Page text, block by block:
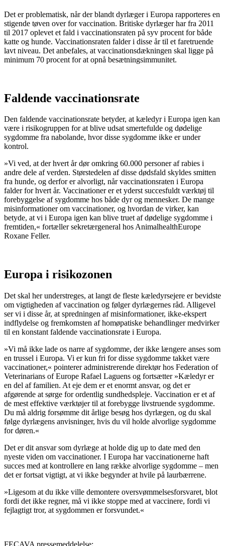
Det er problematisk, når der blandt dyrlæger i Europa rapporteres en
stigende tøven over for vaccination. Britiske dyrlæger har fra 2011
til 2017 oplevet et fald i vaccinationsraten på syv procent for både
katte og hunde. Vaccinationsraten falder i disse år til et faretruende
lavt niveau. Det anbefales, at vaccinationsdækningen skal ligge på
minimum 70 procent for at opnå besætningsimmunitet.
Faldende vaccinationsrate
Den faldende vaccinationsrate betyder, at kæledyr i Europa igen kan
være i risikogruppen for at blive udsat smertefulde og dødelige
sygdomme fra nabolande, hvor disse sygdomme ikke er under
kontrol.
»Vi ved, at der hvert år dør omkring 60.000 personer af rabies i
andre dele af verden. Størstedelen af disse dødsfald skyldes smitten
fra hunde, og derfor er alvorligt, når vaccinationsraten i Europa
falder for hvert år. Vaccinationer er et yderst succesfuldt værktøj til
forebyggelse af sygdomme hos både dyr og mennesker. De mange
misinformationer om vaccinationer, og hvordan de virker, kan
betyde, at vi i Europa igen kan blive truet af dødelige sygdomme i
fremtiden,« fortæller sekretærgeneral hos AnimalhealthEurope
Roxane Feller.
Europa i risikozonen
Det skal her understreges, at langt de fleste kæledyrsejere er bevidste
om vigtigheden af vaccination og følger dyrlægernes råd. Alligevel
ser vi i disse år, at spredningen af misinformationer, ikke-ekspert
indflydelse og fremkomsten af homøpatiske behandlinger medvirker
til en konstant faldende vaccinationsrate i Europa.
»Vi må ikke lade os narre af sygdomme, der ikke længere anses som
en trussel i Europa. Vi er kun fri for disse sygdomme takket være
vaccinationer,« pointerer administrerende direktør hos Federation of
Veterinarians of Europe Rafael Laguens og fortsætter »Kæledyr er
en del af familien. At eje dem er et enormt ansvar, og det er
afgørende at sørge for ordentlig sundhedspleje. Vaccination er et af
de mest effektive værktøjer til at forebygge livstruende sygdomme.
Du må aldrig forsømme dit årlige besøg hos dyrlægen, og du skal
følge dyrlægens anvisninger, hvis du vil holde alvorlige sygdomme
for døren.«
Det er dit ansvar som dyrlæge at holde dig up to date med den
nyeste viden om vaccinationer. I Europa har vaccinationerne haft
succes med at kontrollere en lang række alvorlige sygdomme – men
det er fortsat vigtigt, at vi ikke begynder at hvile på laurbærrene.
»Ligesom at du ikke ville demontere oversvømmelsesforsvaret, blot
fordi det ikke regner, må vi ikke stoppe med at vaccinere, fordi vi
fejlagtigt tror, at sygdommen er forsvundet.«